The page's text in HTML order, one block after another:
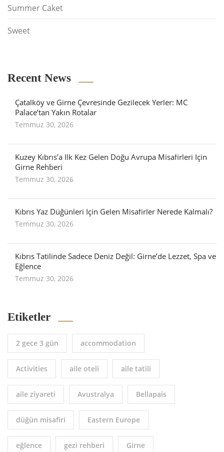
Summer Caket
Sweet
Recent News
Çatalköy ve Girne Çevresinde Gezilecek Yerler: MC
Palace’tan Yakın Rotalar
Temmuz 30, 2026
Kuzey Kıbrıs’a İlk Kez Gelen Doğu Avrupa Misafirleri İçin
Girne Rehberi
Temmuz 30, 2026
Kıbrıs Yaz Düğünleri İçin Gelen Misafirler Nerede Kalmalı?
Temmuz 30, 2026
Kıbrıs Tatilinde Sadece Deniz Değil: Girne’de Lezzet, Spa ve
Eğlence
Temmuz 30, 2026
Etiketler
2 gece 3 gün accommodation
Activities aile oteli aile tatili
aile ziyareti Avustralya Bellapais
düğün misafiri Eastern Europe
eğlence gezi rehberi Girne